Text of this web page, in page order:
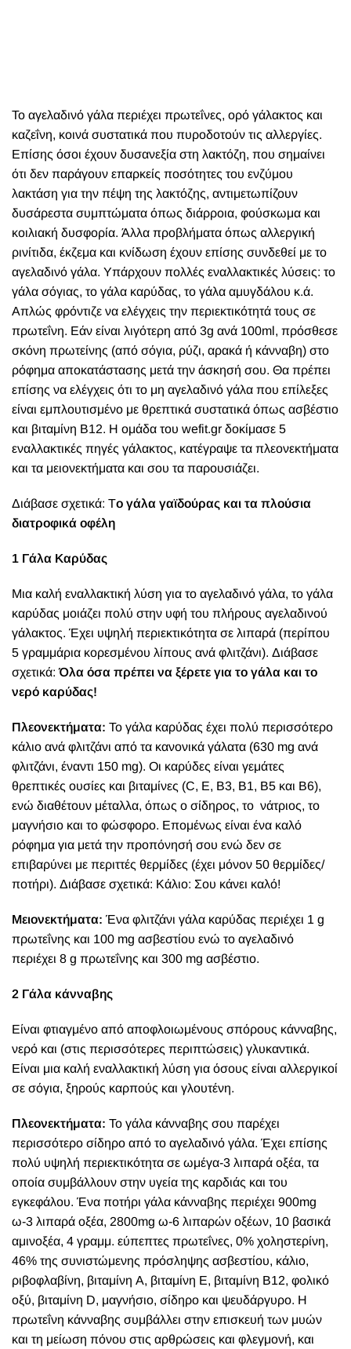
Το αγελαδινό γάλα περιέχει πρωτεΐνες, ορό γάλακτος και
καζεΐνη, κοινά συστατικά που πυροδοτούν τις αλλεργίες.
Επίσης όσοι έχουν δυσανεξία στη λακτόζη, που σημαίνει
ότι δεν παράγουν επαρκείς ποσότητες του ενζύμου
λακτάση για την πέψη της λακτόζης, αντιμετωπίζουν
δυσάρεστα συμπτώματα όπως διάρροια, φούσκωμα και
κοιλιακή δυσφορία. Άλλα προβλήματα όπως αλλεργική
ρινίτιδα, έκζεμα και κνίδωση έχουν επίσης συνδεθεί με το
αγελαδινό γάλα. Υπάρχουν πολλές εναλλακτικές λύσεις: το
γάλα σόγιας, το γάλα καρύδας, το γάλα αμυγδάλου κ.ά.
Απλώς φρόντιζε να ελέγχεις την περιεκτικότητά τους σε
πρωτεΐνη. Εάν είναι λιγότερη από 3g ανά 100ml, πρόσθεσε
σκόνη πρωτείνης (από σόγια, ρύζι, αρακά ή κάνναβη) στο
ρόφημα αποκατάστασης μετά την άσκησή σου. Θα πρέπει
επίσης να ελέγχεις ότι το μη αγελαδινό γάλα που επίλεξες
είναι εμπλουτισμένο με θρεπτικά συστατικά όπως ασβέστιο
και βιταμίνη Β12. Η ομάδα του wefit.gr δοκίμασε 5
εναλλακτικές πηγές γάλακτος, κατέγραψε τα πλεονεκτήματα
και τα μειονεκτήματα και σου τα παρουσιάζει.
Διάβασε σχετικά: Το γάλα γαϊδούρας και τα πλούσια
διατροφικά οφέλη
1 Γάλα Καρύδας
Μια καλή εναλλακτική λύση για το αγελαδινό γάλα, το γάλα
καρύδας μοιάζει πολύ στην υφή του πλήρους αγελαδινού
γάλακτος. Έχει υψηλή περιεκτικότητα σε λιπαρά (περίπου
5 γραμμάρια κορεσμένου λίπους ανά φλιτζάνι). Διάβασε
σχετικά:Όλα όσα πρέπει να ξέρετε για το γάλα και το
νερό καρύδας!
Πλεονεκτήματα: Το γάλα καρύδας έχει πολύ περισσότερο
κάλιο ανά φλιτζάνι από τα κανονικά γάλατα (630 mg ανά
φλιτζάνι, έναντι 150 mg). Οι καρύδες είναι γεμάτες
θρεπτικές ουσίες και βιταμίνες (C, Ε, Β3, Β1, Β5 και Β6),
ενώ διαθέτουν μέταλλα, όπως ο σίδηρος, το νάτριος, το
μαγνήσιο και το φώσφορο. Επομένως είναι ένα καλό
ρόφημα για μετά την προπόνησή σου ενώ δεν σε
επιβαρύνει με περιττές θερμίδες (έχει μόνον 50 θερμίδες/
ποτήρι). Διάβασε σχετικά: Κάλιο: Σου κάνει καλό!
Μειονεκτήματα: Ένα φλιτζάνι γάλα καρύδας περιέχει 1 g
πρωτεΐνης και 100 mg ασβεστίου ενώ το αγελαδινό
περιέχει 8 g πρωτεΐνης και 300 mg ασβέστιο.
2 Γάλα κάνναβης
Είναι φτιαγμένο από αποφλοιωμένους σπόρους κάνναβης,
νερό και (στις περισσότερες περιπτώσεις) γλυκαντικά.
Είναι μια καλή εναλλακτική λύση για όσους είναι αλλεργικοί
σε σόγια, ξηρούς καρπούς και γλουτένη.
Πλεονεκτήματα: Το γάλα κάνναβης σου παρέχει
περισσότερο σίδηρο από το αγελαδινό γάλα. Έχει επίσης
πολύ υψηλή περιεκτικότητα σε ωμέγα-3 λιπαρά οξέα, τα
οποία συμβάλλουν στην υγεία της καρδιάς και του
εγκεφάλου. Ένα ποτήρι γάλα κάνναβης περιέχει 900mg
ω-3 λιπαρά οξέα, 2800mg ω-6 λιπαρών οξέων, 10 βασικά
αμινοξέα, 4 γραμμ. εύπεπτες πρωτεΐνες, 0% χοληστερίνη,
46% της συνιστώμενης πρόσληψης ασβεστίου, κάλιο,
ριβοφλαβίνη, βιταμίνη Α, βιταμίνη Ε, βιταμίνη Β12, φολικό
οξύ, βιταμίνη D, μαγνήσιο, σίδηρο και ψευδάργυρο. Η
πρωτεΐνη κάνναβης συμβάλλει στην επισκευή των μυών
και τη μείωση πόνου στις αρθρώσεις και φλεγμονή, και